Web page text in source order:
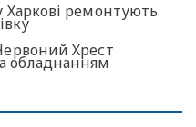
Харкові ремонтують
Хрест
обладнанням